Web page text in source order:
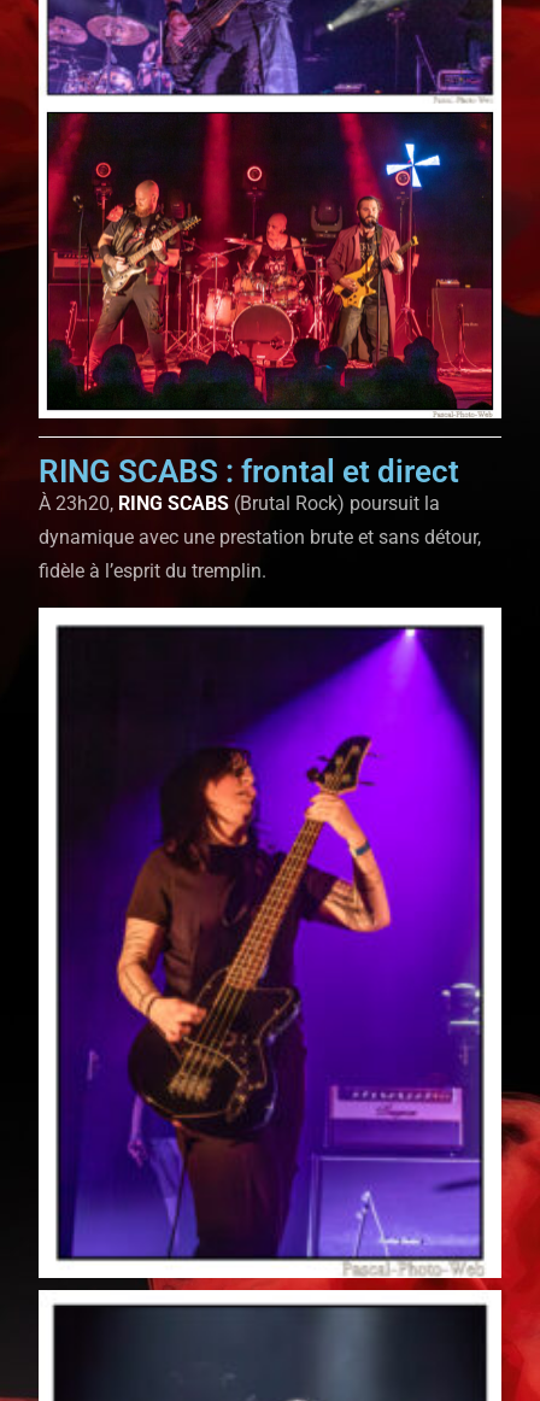
RING SCABS : frontal et direct
À 23h20, RING SCABS (Brutal Rock) poursuit la
dynamique avec une prestation brute et sans détour,
fidèle à l’esprit du tremplin.